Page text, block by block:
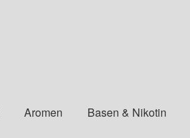
Aromen Basen & Nikotin